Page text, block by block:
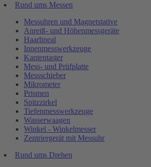
Rund ums Messen
Messuhren und Magnetstative
Anreiß- und Höhenmessgeräte
Haarlineal
Innenmesswerkzeuge
Kantentaster
Mess- und Prüfplatte
Messschieber
Mikrometer
Prismen
Spitzzirkel
Tiefenmesswerkzeuge
Wasserwaagen
Winkel - Winkelmesser
Zentriergerät mit Messuhr
Rund ums Drehen